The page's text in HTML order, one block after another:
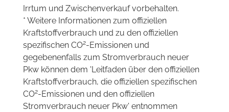
Irrtum und Zwischenverkauf vorbehalten.
* Weitere Informationen zum offiziellen
Kraftstoffverbrauch und zu den offiziellen
spezifischen CO2-Emissionen und
gegebenenfalls zum Stromverbrauch neuer
Pkw können dem 'Leitfaden über den offiziellen
Kraftstoffverbrauch, die offiziellen spezifischen
CO2-Emissionen und den offiziellen
Stromverbrauch neuer Pkw' entnommen